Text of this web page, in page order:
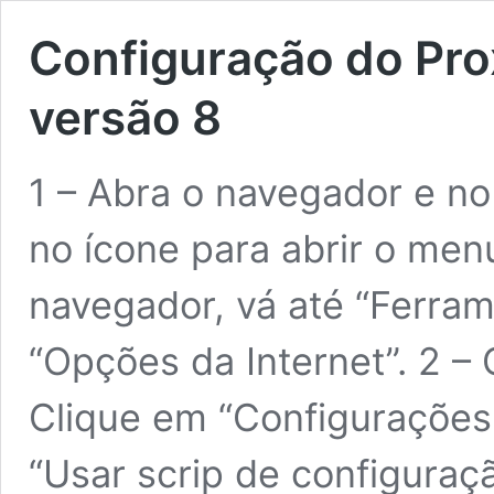
Configuração do
versão 8
1 – Abra o navegador e
no ícone para abrir o
navegador, vá até
“Opções da Internet”. 2 –
Clique em
“Usar scrip de